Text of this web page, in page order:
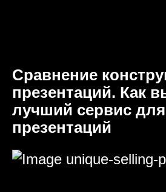
Сравнение
презентаций. Как
лучший сервис для
презентаций